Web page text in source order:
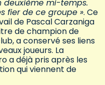
mi-temps.
fier de ce groupe ». Ce
de Pascal Carzaniga
de champion de
a conservé ses liens
joueurs. La
a déjà pris après les
qui viennent de